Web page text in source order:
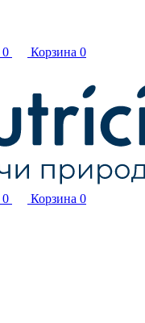
0 Корзина 0
0 Корзина 0